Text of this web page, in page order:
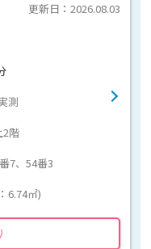
更新日：2026.08.03
測
2階
7、54番3
6.74㎡)